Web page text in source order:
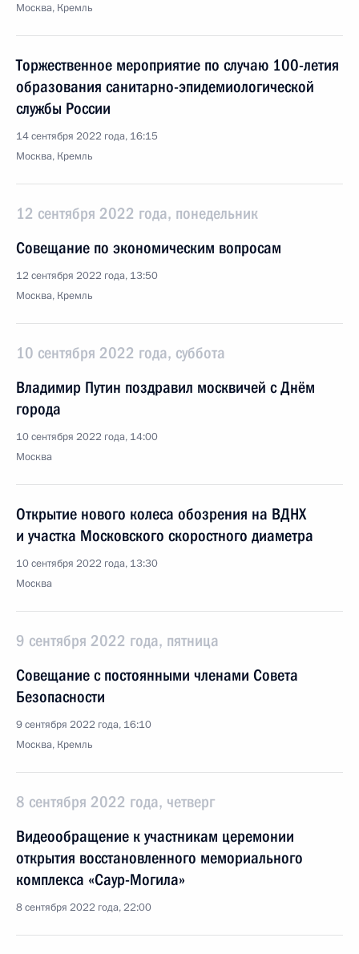
Москва, Кремль
Торжественное мероприятие по случаю 100-летия
образования санитарно-эпидемиологической
службы России
14 сентября 2022 года, 16:15
Москва, Кремль
12 сентября 2022 года, понедельник
Совещание по экономическим вопросам
12 сентября 2022 года, 13:50
Москва, Кремль
10 сентября 2022 года, суббота
Владимир Путин поздравил москвичей с Днём
города
10 сентября 2022 года, 14:00
Москва
Открытие нового колеса обозрения на ВДНХ
и участка Московского скоростного диаметра
10 сентября 2022 года, 13:30
Москва
9 сентября 2022 года, пятница
Совещание с постоянными членами Совета
Безопасности
9 сентября 2022 года, 16:10
Москва, Кремль
8 сентября 2022 года, четверг
Видеообращение к участникам церемонии
открытия восстановленного мемориального
комплекса «Саур-Могила»
8 сентября 2022 года, 22:00